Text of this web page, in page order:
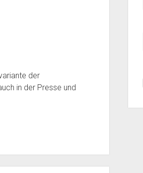
der
in der Presse und